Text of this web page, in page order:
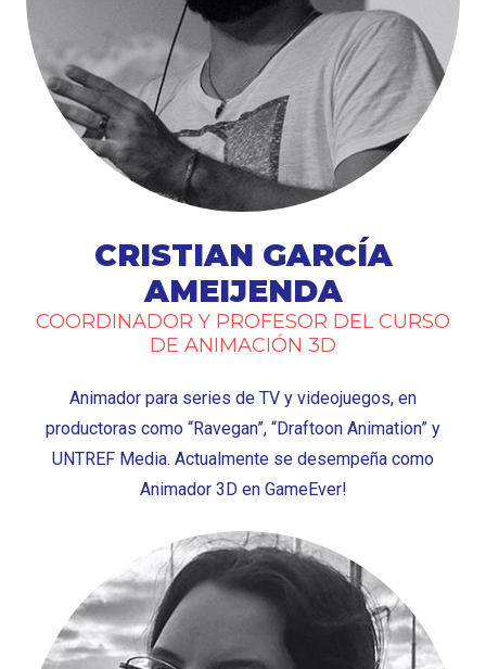
CRISTIAN GARCÍA
AMEIJENDA
COORDINADOR Y PROFESOR DEL CURSO
DE ANIMACIÓN 3D
Animador para series de TV y videojuegos, en
productoras como “Ravegan”, “Draftoon Animation” y
UNTREF Media. Actualmente se desempeña como
Animador 3D en GameEver!